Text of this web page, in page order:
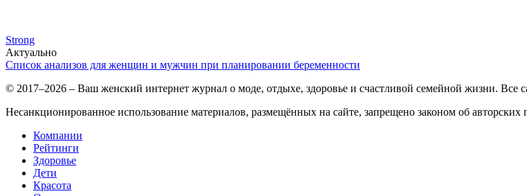
Strong
Актуально
Список анализов для женщин и мужчин при планировании беременности
© 2017–2026 – Ваш женский интернет журнал о моде, отдыхе, здоровье и счастливой семейной жизни. Все
Несанкционированное использование материалов, размещённых на сайте, запрещено законом об авторских
Компании
Рейтинги
Здоровье
Дети
Красота